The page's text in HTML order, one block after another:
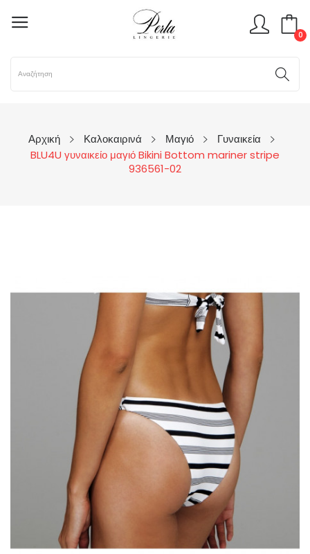
0
Αρχική Καλοκαιρινά Μαγιό
Γυναικεία
BLU4U γυναικείο μαγιό Bikini Bottom mariner stripe
936561-02